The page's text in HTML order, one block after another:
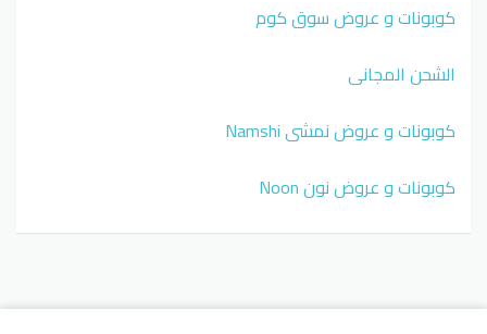
كوبونات و عروض سوق كوم
الشحن المجاني
كوبونات و عروض نمشي Namshi
كوبونات و عروض نون Noon